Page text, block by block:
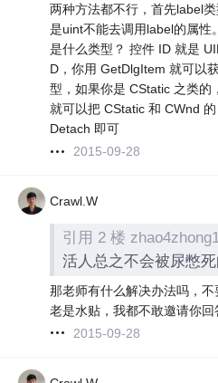
两种方法都不行，首先label
是uint不能去调用label的属性
是什么类型？ 控件 ID 就是
D，你用 GetDlgItem 就可以
型，如果你是 CStatic 之类的
就可以把 CStatic 和 CWnd
Detach 即可
2015-09-28
Crawl.W
引用 2 楼
活人总之不会被尿憋死
那老师有什么解决办法吗，
老是水贴，我都不敢邀请你回
2015-09-28